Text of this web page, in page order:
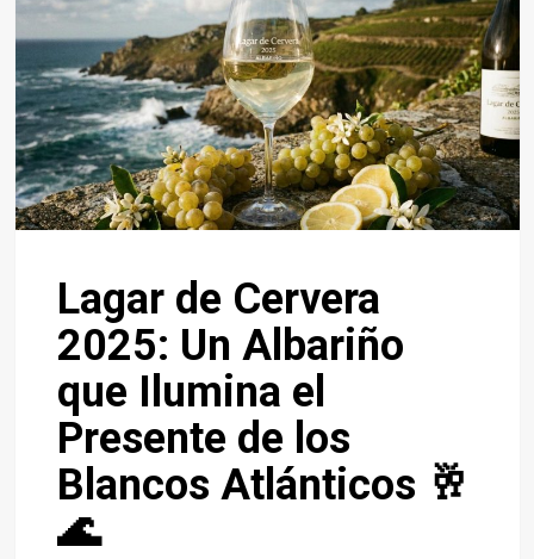
Lagar de Cervera
2025: Un Albariño
que Ilumina el
Presente de los
Blancos Atlánticos 🥂
🌊